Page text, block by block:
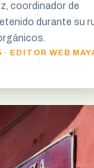
coordinador de
durante su
EDITOR WEB